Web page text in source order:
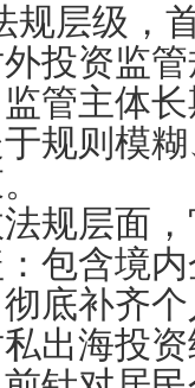
规层级，
投资监
管主体
规则模
规层面
包含境
底补齐
出海投